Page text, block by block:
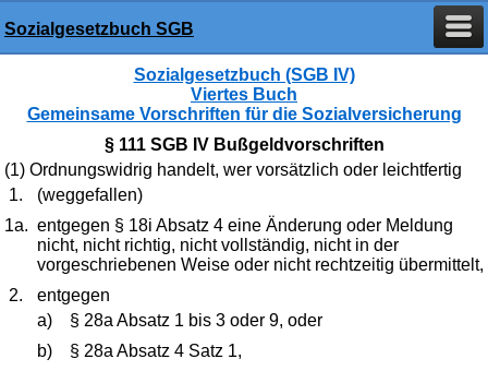
Sozialgesetzbuch SGB
Sozialgesetzbuch (SGB IV)
Viertes Buch
Gemeinsame Vorschriften für die Sozialversicherung
§ 111 SGB IV Bußgeldvorschriften
(1) Ordnungswidrig handelt, wer vorsätzlich oder leichtfertig
1.
(weggefallen)
1a. entgegen § 18i Absatz 4 eine Änderung oder Meldung
nicht, nicht richtig, nicht vollständig, nicht in der
vorgeschriebenen Weise oder nicht rechtzeitig übermittelt,
2.
entgegen
a)
§ 28a Absatz 1 bis 3 oder 9, oder
b)
§ 28a Absatz 4 Satz 1,